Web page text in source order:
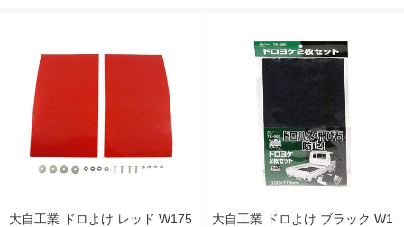
大自工業 ドロよけ レッド W175
大自工業 ドロよけ ブラック W1